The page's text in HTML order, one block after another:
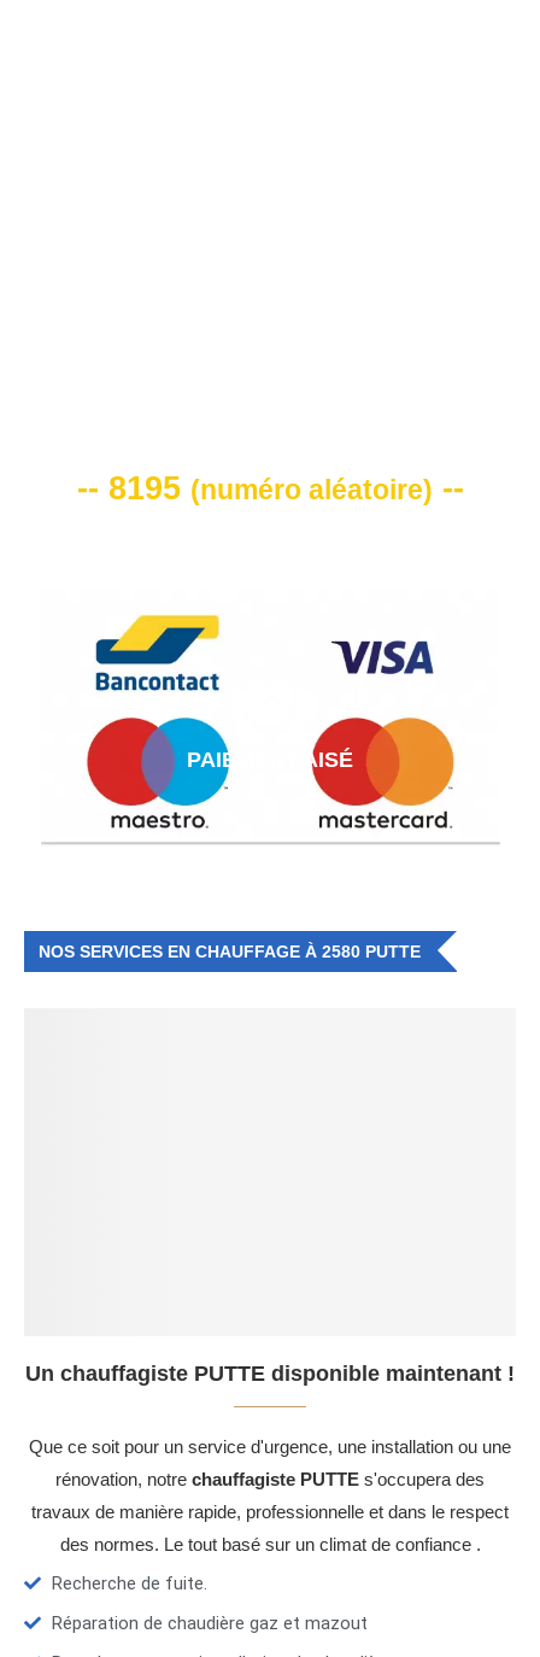
-- 8195 (numéro aléatoire) --
PAIEMENT AISÉ
NOS SERVICES EN CHAUFFAGE À 2580 PUTTE
Un chauffagiste PUTTE disponible maintenant !
Que ce soit pour un service d'urgence, une installation ou une
rénovation, notre chauffagiste PUTTE s'occupera des
travaux de manière rapide, professionnelle et dans le respect
des normes. Le tout basé sur un climat de confiance .
Recherche de fuite.
Réparation de chaudière gaz et mazout